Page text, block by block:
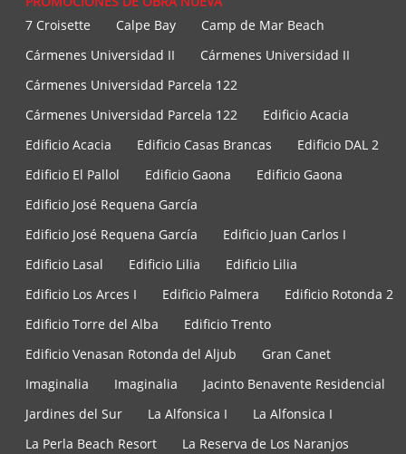
7 Croisette
Calpe Bay
Camp de Mar Beach
Cármenes Universidad II
Cármenes Universidad II
Cármenes Universidad Parcela 122
Cármenes Universidad Parcela 122
Edificio Acacia
Edificio Acacia
Edificio Casas Brancas
Edificio DAL 2
Edificio El Pallol
Edificio Gaona
Edificio Gaona
Edificio José Requena García
Edificio José Requena García
Edificio Juan Carlos I
Edificio Lasal
Edificio Lilia
Edificio Lilia
Edificio Los Arces I
Edificio Palmera
Edificio Rotonda 2
Edificio Torre del Alba
Edificio Trento
Edificio Venasan Rotonda del Aljub
Gran Canet
Imaginalia
Imaginalia
Jacinto Benavente Residencial
Jardines del Sur
La Alfonsica I
La Alfonsica I
La Perla Beach Resort
La Reserva de Los Naranjos